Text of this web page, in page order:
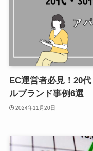
EC運営者必見！20
ルブランド事例6選
2024年11月20日